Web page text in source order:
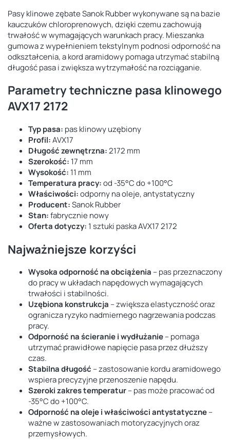
Pasy klinowe zębate Sanok Rubber wykonywane są na bazie
kauczuków chloroprenowych, dzięki czemu zachowują
trwałość w wymagających warunkach pracy. Mieszanka
gumowa z wypełnieniem tekstylnym podnosi odporność na
odkształcenia, a kord aramidowy pomaga utrzymać stabilną
długość pasa i zwiększa wytrzymałość na rozciąganie.
Parametry techniczne pasa klinowego
AVX17 2172
Typ pasa: pas klinowy uzębiony
Profil:AVX17
Długość zewnętrzna:2172 mm
Szerokość: 17 mm
Wysokość: 11 mm
Temperatura pracy:od -35°C do +100°C
Właściwości:odporny na oleje, antystatyczny
Producent:Sanok Rubber
Stan:fabrycznie nowy
Oferta dotyczy: 1 sztuki paska AVX17 2172
Najważniejsze korzyści
Wysoka odporność na obciążenia – pas przeznaczony
do pracy w układach napędowych wymagających
trwałości i stabilności.
Uzębiona konstrukcja – zwiększa elastyczność oraz
ogranicza ryzyko nadmiernego nagrzewania podczas
pracy.
Odporność na ścieranie i wydłużanie– pomaga
utrzymać prawidłowe napięcie pasa przez dłuższy
czas.
Stabilna długość – zastosowanie kordu aramidowego
wspiera precyzyjne przenoszenie napędu.
Szeroki zakres temperatur– pas może pracować od
-35°C do +100°C.
Odporność na oleje i właściwości antystatyczne–
ważne w zastosowaniach motoryzacyjnych oraz
przemysłowych.